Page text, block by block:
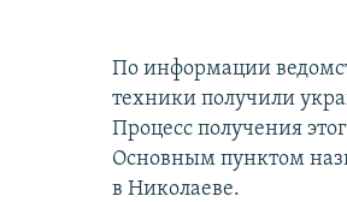
По информации
техники получили
Процесс получения
Основным пунктом
в Николаеве.